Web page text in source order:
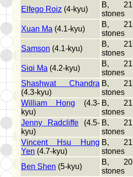
Elfego Roiz (4-kyu)
B, 21
stones
Xuan Ma (4.1-kyu)
B, 21
stones
Samson (4.1-kyu)
B, 21
stones
Siqi Ma (4.2-kyu)
B, 21
stones
Shashwat Chandra
(4.3-kyu)
B, 21
stones
William Hong (4.3-
kyu)
B, 21
stones
Jenny Radcliffe (4.5-
kyu)
B, 21
stones
Vincent Hsu Hung
Yen (4.7-kyu)
B, 21
stones
Ben Shen (5-kyu)
B, 20
stones